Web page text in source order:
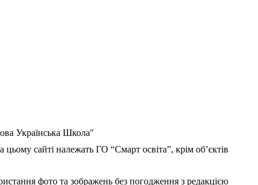
Українська Школа"
сайті належать ГО “Смарт освіта”, крім об’єктів
фото та зображень без погодження з редакцією